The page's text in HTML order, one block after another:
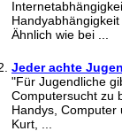
Ähnlich wie bei ...
Jeder achte
"Für Jugendliche
Computersucht zu
Handys,
Kurt, ...